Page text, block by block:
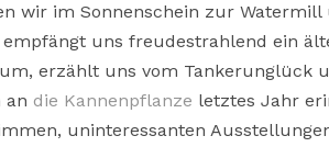
wir im Sonnenschein zur Watermill
empfängt uns freudestrahlend ein
erzählt uns vom Tankerunglück
an die Kannenpflanze letztes Jahr
uninteressanten